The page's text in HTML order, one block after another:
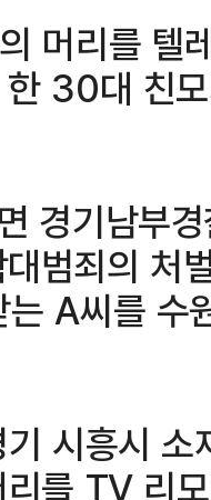
머리를 텔
30대 친
경기남부
범죄의 처
A씨를 수
시흥시
를 TV 리